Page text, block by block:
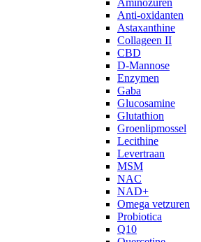
Aminozuren
Anti-oxidanten
Astaxanthine
Collageen II
CBD
D-Mannose
Enzymen
Gaba
Glucosamine
Glutathion
Groenlipmossel
Lecithine
Levertraan
MSM
NAC
NAD+
Omega vetzuren
Probiotica
Q10